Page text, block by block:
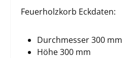
Feuerholzkorb Eckdaten:
Durchmesser 300 mm
Höhe 300 mm